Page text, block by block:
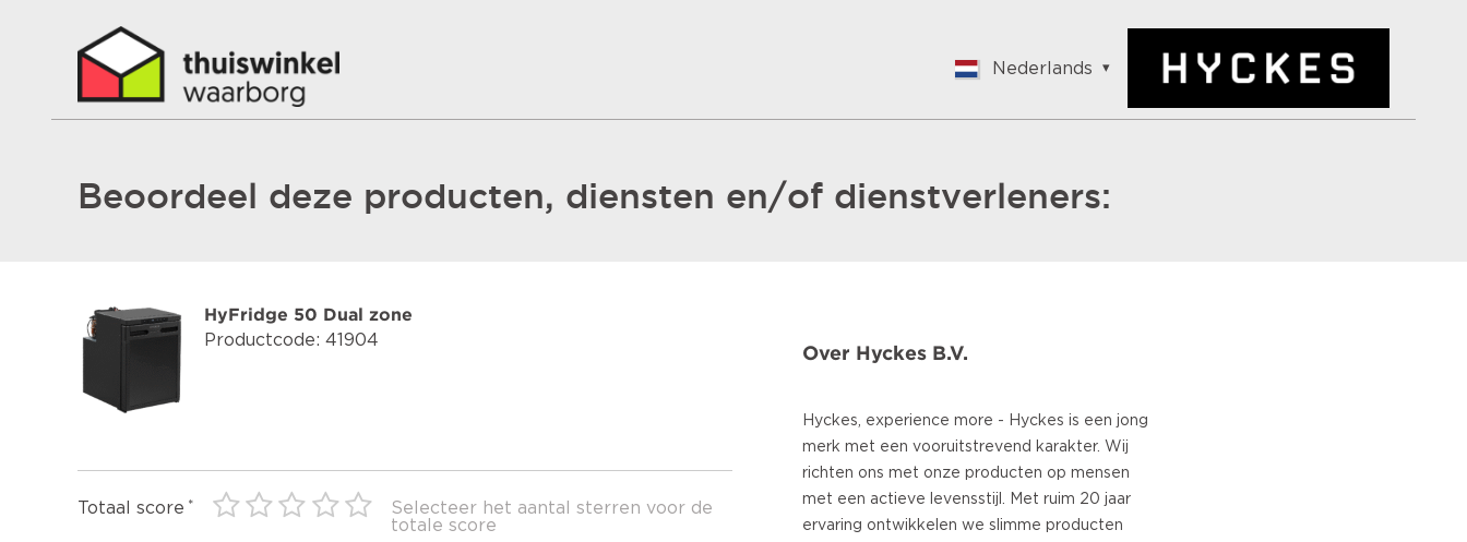
Nederlands
German
Spanish
Polish
Slovenian
Greek
Czech
Estonian
Beoordeel deze producten, diensten en/of dienstverleners:
HyFridge 50 Dual zone
Productcode: 41904
Totaal score
Selecteer het aantal sterren voor de
totale score
Over Hyckes B.V.
Hyckes, experience more - Hyckes is een jong
merk met een vooruitstrevend karakter. Wij
richten ons met onze producten op mensen
met een actieve levensstijl. Met ruim 20 jaar
ervaring ontwikkelen we slimme producten